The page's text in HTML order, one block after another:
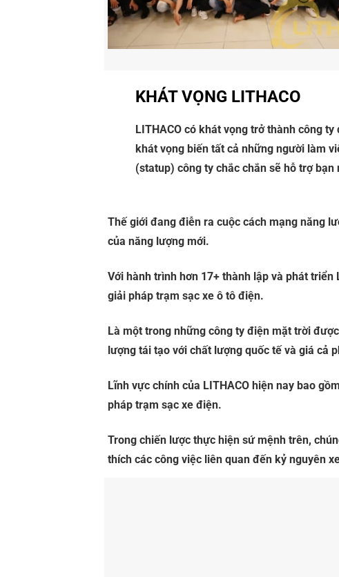
KHÁT VỌNG LITHACO
LITHACO có khát vọng trở thành công
khát vọng biến tất cả những người làm
(statup) công ty chắc chắn sẽ hỗ trợ bạn
Thế giới đang điễn ra cuộc cách mạng năng
của năng lượng mới.
Với hành trình hơn 17+ thành lập và phát
giải pháp trạm sạc xe ô tô điện.
Là một trong những công ty điện mặt trời
lượng tái tạo với chất lượng quốc tế và giá cả
Lĩnh vực chính của LITHACO hiện nay bao
pháp trạm sạc xe điện.
Trong chiến lược thực hiện sứ mệnh trên,
thích các công việc liên quan đến kỷ nguyên